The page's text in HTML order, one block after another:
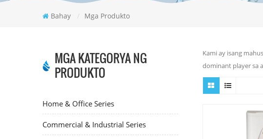
Bahay / Mga Produkto
MGA KATEGORYA NG
PRODUKTO
Home & Office Series
Commercial & Industrial Series
Kami ay isang
dominant player sa